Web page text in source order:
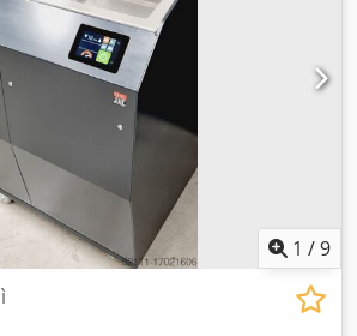
chiều dài:750 mm, chiều rộng yêu
1 /9